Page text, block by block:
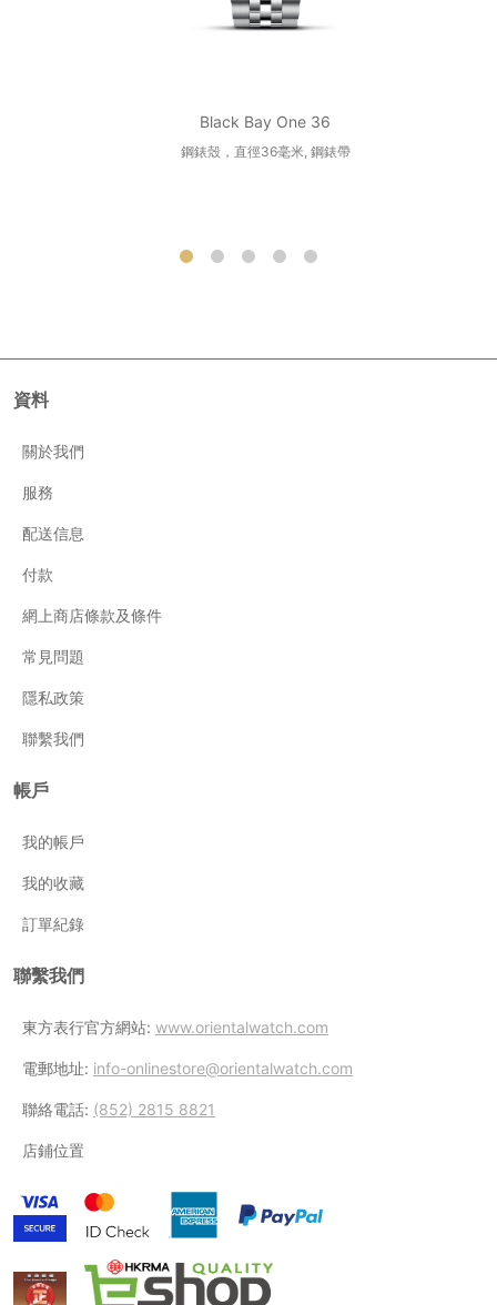
Black Bay One 36
鋼錶殼，直徑36毫米, 鋼錶帶
資料
關於我們
服務
配送信息
付款
網上商店條款及條件
常見問題
隱私政策
聯繫我們
帳戶
我的帳戶
我的收藏
訂單紀錄
聯繫我們
東方表行官方網站: www.orientalwatch.com
電郵地址: info-onlinestore@orientalwatch.com
聯絡電話: (852) 2815 8821
店鋪位置